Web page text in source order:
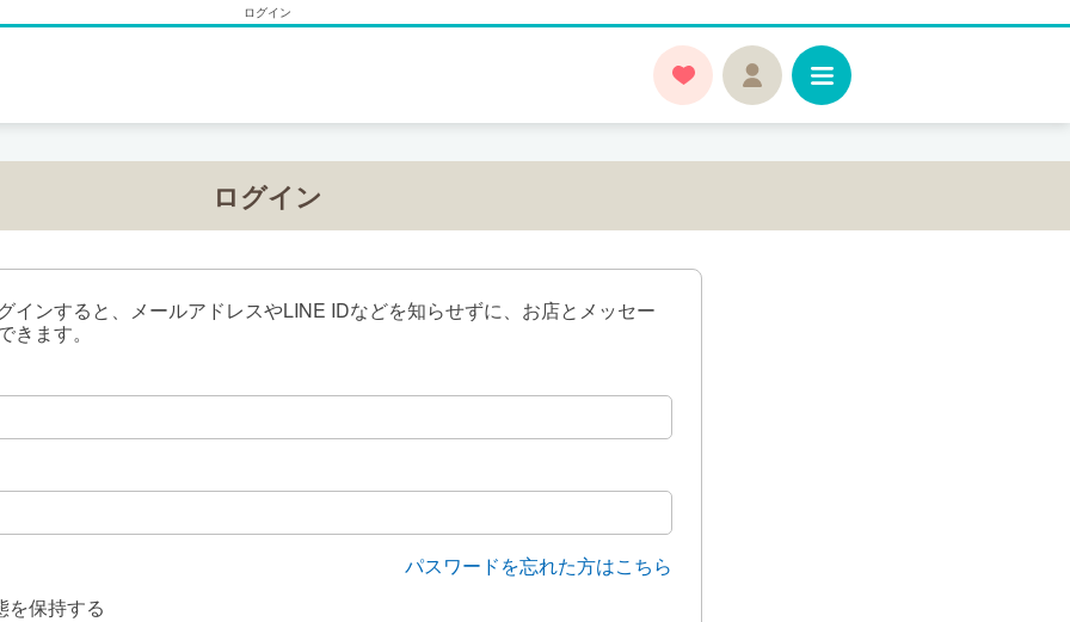
ログイン
ログイン
インすると、メールアドレスやLINE IDなどを知らせずに、お店とメッセー
きます。
パスワードを忘れた方はこちら
を保持する